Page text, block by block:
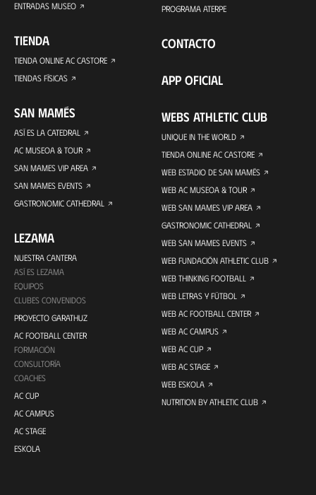
ENTRADAS MUSEO
TIENDA
TIENDA ONLINE AC CASTORE
TIENDAS FÍSICAS
SAN MAMÉS
ASÍ ES LA CATEDRAL
AC MUSEOA & TOUR
SAN MAMES VIP AREA
SAN MAMES EVENTS
GASTRONOMIC CATHEDRAL
LEZAMA
NUESTRA CANTERA
ASÍ ES LEZAMA
EQUIPOS
CLUBES CONVENIDOS
PROYECTO GARATHUZ
AC FOOTBALL CENTER
FORMACIÓN
CONSULTORÍA
COACHES
AC CUP
AC CAMPUS
AC STAGE
ESKOLA
PROGRAMA ATERPE
CONTACTO
APP OFICIAL
WEBS ATHLETIC CLUB
UNIQUE IN THE WORLD
TIENDA ONLINE AC CASTORE
WEB ESTADIO DE SAN MAMÉS
WEB AC MUSEOA & TOUR
WEB SAN MAMES VIP AREA
GASTRONOMIC CATHEDRAL
WEB SAN MAMES EVENTS
WEB FUNDACIÓN ATHLETIC CLUB
WEB THINKING FOOTBALL
WEB LETRAS Y FÚTBOL
WEB AC FOOTBALL CENTER
WEB AC CAMPUS
WEB AC CUP
WEB AC STAGE
WEB ESKOLA
NUTRITION BY ATHLETIC CLUB